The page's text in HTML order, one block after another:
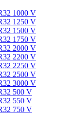
1000 V
1250 V
1500 V
1750 V
2000 V
2200 V
2250 V
2500 V
3000 V
500 V
550 V
750 V